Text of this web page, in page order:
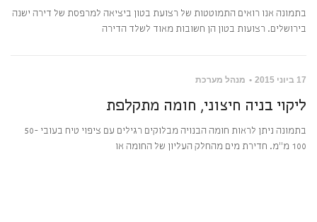
בתמונה אנו רואים התמוטטות של רצועת בטון ביציאה למרפסת של דירה ישנה
בירושלים. רצועות בטון הן חשובות מאוד לשלד הדירה
17 ביוני 2015 מנהל מערכת
ליקוי בניה חיצוני, חומה מתקלפת
בתמונה ניתן לראות חומה הבנויה מבלוקים רגילים עם ציפוי טיח בעובי 50-
100 מ"מ. חדירת מים מהחלק העליון של החומה או